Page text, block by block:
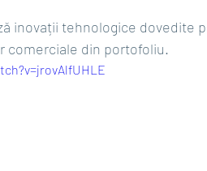
inovații tehnologice dovedite
comerciale din portofoliu.